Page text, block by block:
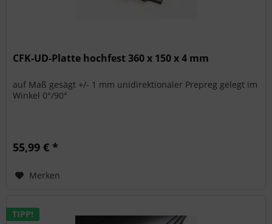
CFK-UD-Platte hochfest 360 x 150 x 4 mm
auf Maß gesägt +/- 1 mm unidirektionaler Prepreg gelegt im
Winkel 0°/90°
55,99 € *
Merken
TIPP!